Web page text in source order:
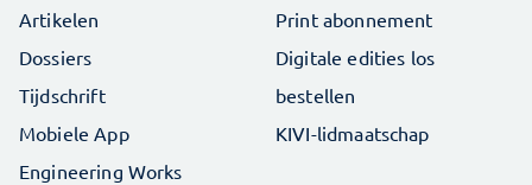
Artikelen
Dossiers
Tijdschrift
Mobiele App
Engineering Works
Print abonnement
Digitale edities los
bestellen
KIVI-lidmaatschap